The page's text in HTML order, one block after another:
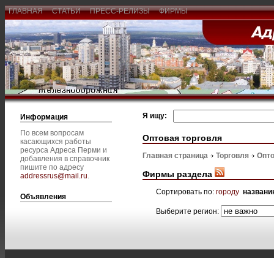
ГЛАВНАЯ СТАТЬИ ПРЕСС-РЕЛИЗЫ ФИРМЫ
Информация
По всем вопросам
касающихся работы
ресурса Адреса Перми и
добавления в справочник
пишите по адресу
addressrus@mail.ru.
Объявления
Я ищу:
Оптовая торговля
Главная страница Торговля
Фирмы раздела
Сортировать по: городу
Выберите регион: